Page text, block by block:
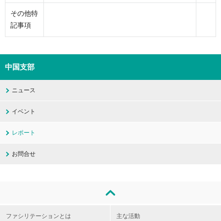
その他特
記事項
中国支部
ニュース
イベント
レポート
お問合せ
ファシリテーションとは 主な活動